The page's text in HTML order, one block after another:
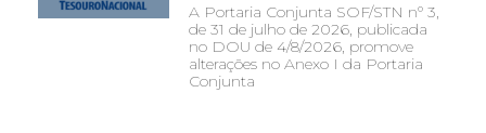
A Portaria Conjunta SOF/STN nº 3,
de 31 de julho de 2026, publicada
no DOU de 4/8/2026, promove
alterações no Anexo I da Portaria
Conjunta